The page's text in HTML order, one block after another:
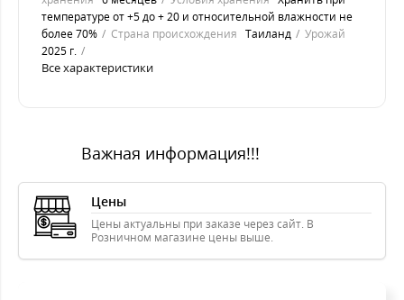
температуре от +5 до + 20 и относительной влажности не
более 70%
Страна происхождения Таиланд
Урожай
2025 г.
Все характеристики
Важная информация!!!
Цены
Цены актуальны при заказе через сайт. В
Розничном магазине цены выше.